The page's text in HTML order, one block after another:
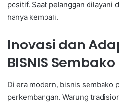
positif. Saat pelanggan dilayani
hanya kembali.
Inovasi dan
BISNIS
Di era modern, bisnis sembako
perkembangan. Warung